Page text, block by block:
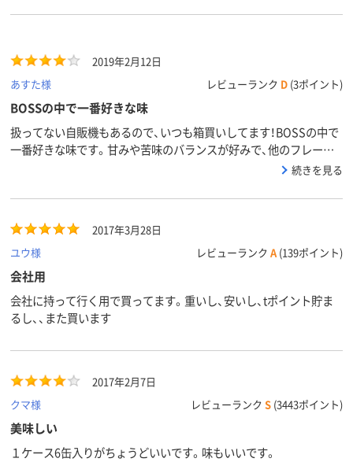
2019年2月12日
あすた様
レビューランク D (3ポイント)
BOSSの中で一番好きな味
扱ってない自販機もあるので、いつも箱買いしてます！BOSSの中で
一番好きな味です。甘みや苦味のバランスが好みで、他のフレーバ
続きを見る
2017年3月28日
ユウ様
レビューランク A (139ポイント)
会社用
会社に持って行く用で買ってます。重いし、安いし、tポイント貯ま
るし、、また買います
2017年2月7日
クマ様
レビューランク S (3443ポイント)
美味しい
１ケース6缶入りがちょうどいいです。味もいいです。